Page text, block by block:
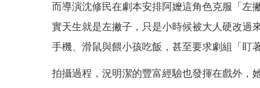
而導演沈修民在劇本安排阿嬤這角色克服「左
實天生就是左撇子，只是小時候被大人硬改過
手機、滑鼠與餵小孩吃飯，甚至要求劇組「盯
拍攝過程，況明潔的豐富經驗也發揮在戲外，